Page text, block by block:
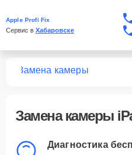
Apple Profi Fix
Сервис в Хабаровске
Замена камеры
Замена камеры
Диагностика